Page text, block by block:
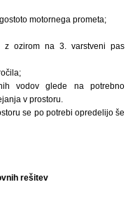
motornega prometa;
z ozirom na 3. varstveni pas
vodov glede na potrebno
v prostoru.
se po potrebi opredelijo še
rešitev